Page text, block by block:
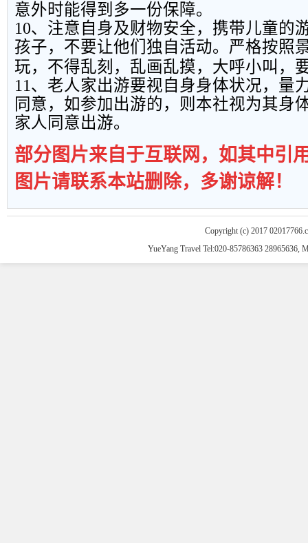
意外时能得到多一份保障。
10、注意自身及财物安全，携带儿童的
孩子，不要让他们独自活动。严格按照
玩，不得乱刻，乱画乱摸，大呼小叫，
11、老人家出游要视自身身体状况，量
同意，如参加出游的，则本社视为其身
家人同意出游。
部分图片来自于互联网，如其中引
图片请联系本站删除，多谢谅解！
Copyright (c) 2017
YueYang Travel Tel:020-85786363 28965636,